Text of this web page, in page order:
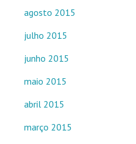
agosto 2015
julho 2015
junho 2015
maio 2015
abril 2015
março 2015